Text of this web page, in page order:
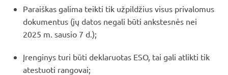
Paraiškas galima teikti tik užpildžius visus privalomus
dokumentus (jų datos negali būti ankstesnės nei
2025 m. sausio 7 d.);
Įrenginys turi būti deklaruotas ESO, tai gali atlikti tik
atestuoti rangovai;